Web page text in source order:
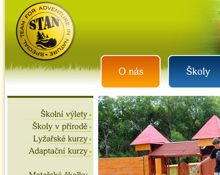
istan.cz
letní tábory 2026, školní
výlety, akce na víkend,
teambuilding